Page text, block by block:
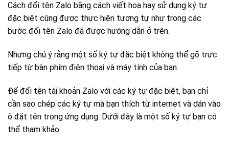
Cách đổi tên Zalo bằng cách viết hoa hay sử dụng ký tự
đặc biệt cũng được thực hiện tương tự như trong các
bước đổi tên Zalo đã được hướng dẫn ở trên.
Nhưng chú ý rằng một số ký tự đặc biệt không thể gõ trực
tiếp từ bàn phím điện thoại và máy tính của bạn.
Để đổi tên tài khoản Zalo với các ký tự đặc biệt, bạn chỉ
cần sao chép các ký tự mà bạn thích từ internet và dán vào
ô đặt tên trong ứng dụng. Dưới đây là một số ký tự bạn có
thể tham khảo: